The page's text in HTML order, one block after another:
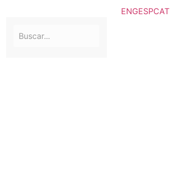
ENGESPCAT